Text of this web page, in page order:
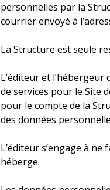
personnelles par la
courrier envoyé à
La Structure est seule
L’éditeur et
de services pour le Site
pour le compte de la
des données
L’éditeur s’engage à
héberge.